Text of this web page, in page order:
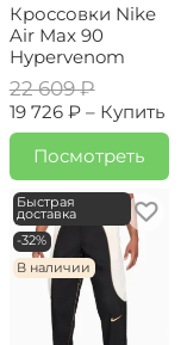
Кроссовки Nike
Air Max 90
Hypervenom
22 609 ₽
19 726 ₽ – Купить
Посмотреть
Быстрая
доставка
-32%
В наличии